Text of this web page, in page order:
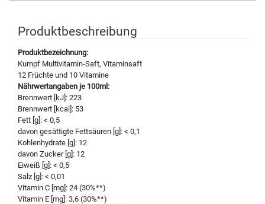
Produktbeschreibung
Produktbezeichnung:
Kumpf Multivitamin-Saft, Vitaminsaft
12 Früchte und 10 Vitamine
Nährwertangaben je 100ml:
Brennwert [kJ]: 223
Brennwert [kcal]: 53
Fett [g]: < 0,5
davon gesättigte Fettsäuren [g]: < 0,1
Kohlenhydrate [g]: 12
davon Zucker [g]: 12
Eiweiß [g]: < 0,5
Salz [g]: < 0,01
Vitamin C [mg]: 24 (30%**)
Vitamin E [mg]: 3,6 (30%**)